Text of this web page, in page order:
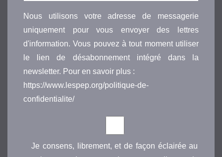
Nous utilisons votre adresse de messagerie
uniquement pour vous envoyer des lettres
d'information. Vous pouvez à tout moment utiliser
le lien de désabonnement intégré dans la
newsletter. Pour en savoir plus :
https://www.lespep.org/politique-de-
confidentialite/
Je consens, librement, et de façon éclairée au